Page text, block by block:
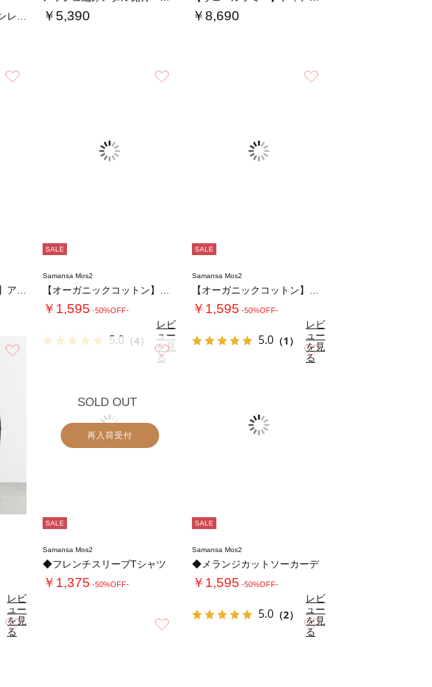
￥5,390 ￥8,690
SALE
Samansa Mos2
￥1,595 -50%OFF-
5.0 （4）
レビ
ュー
を見
る
SALE
Samansa Mos2
￥1,595 -50%OFF-
5.0 （1）
レビ
ュー
を見
る
お気に入り
レビ
ュー
を見
る
お気に入り
SOLD OUT
再入荷受付
SALE
Samansa Mos2
◆フレンチスリーブTシャツ
￥1,375 -50%OFF-
お気に入り
SALE
Samansa Mos2
◆メランジカットソーカーデ
￥1,595 -50%OFF-
5.0 （2）
レビ
ュー
を見
る
お気に入り お気に入り お気に入り